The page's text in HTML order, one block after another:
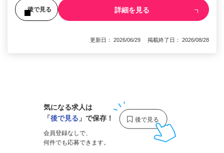
後で見る 詳細を見る
更新日： 2026/06/29 掲載終了日： 2026/08/28
気になる求人は
「後で見る 」で保存！
会員登録なしで、
何件でも応募できます。